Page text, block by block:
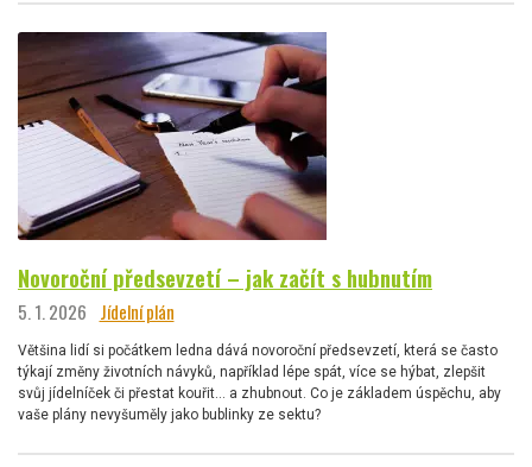
Novoroční předsevzetí – jak začít s hubnutím
5. 1. 2026 Jídelní plán
Většina lidí si počátkem ledna dává novoroční předsevzetí, která se často
týkají změny životních návyků, například lépe spát, více se hýbat, zlepšit
svůj jídelníček či přestat kouřit… a zhubnout. Co je základem úspěchu, aby
vaše plány nevyšuměly jako bublinky ze sektu?